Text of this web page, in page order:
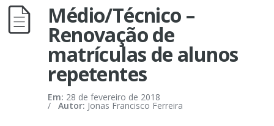
Médio/Técnico –
Renovação de
matrículas de alunos
repetentes
Em: 28 de fevereiro de 2018
/ Autor: Jonas Francisco Ferreira